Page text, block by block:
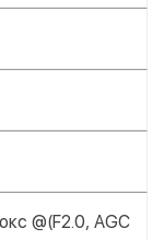
@(F2.0, AGC